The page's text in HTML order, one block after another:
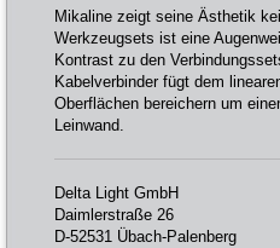
Mikaline zeigt seine Ästhetik
Werkzeugsets ist eine
Kontrast zu den
Kabelverbinder fügt dem
Oberflächen bereichern um
Leinwand.
Delta Light GmbH
Daimlerstraße 26
D-52531 Übach-Palenberg